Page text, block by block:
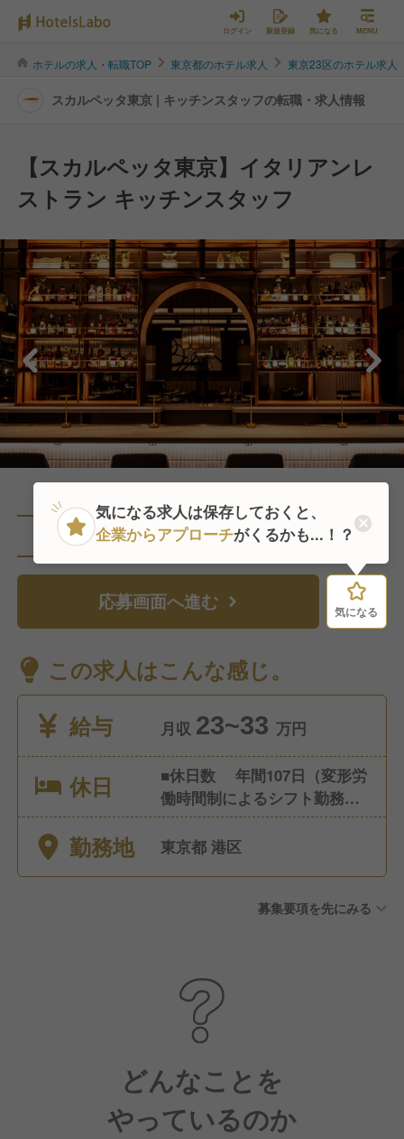
ログイン 新規登録 気になる MENU
ホテルの求人・転職TOP 東京都のホテル求人 東京23区のホテル求人
スカルペッタ東京 | キッチンスタッフの転職・求人情報
【スカルペッタ東京】イタリアンレ
ストラン キッチンスタッフ
直近11人がこの求人を検討中
応募画面へ進む 気になる
この求人はこんな感じ。
給与
月収 23~33 万円
休日
■休日数 年間107日（変形労
働時間制によるシフト勤務）
■休暇 ・有給休暇(入社3カ月
後に10日間付与) ・アディシ
取得可能 (例)初年度は有
忌引休暇 ・配偶者出産休暇 ・
転任転勤休暇 ・育児休業 ※
取得実績 女性100％、男性
71％ ・介護休業 ・育児休
業 ※取得実績 女性100％、男
性71％ ・介護休業
勤務地 東京都 港区
募集要項を先にみる
どんなことを
やっているのか
気になる
気になる求人は保存しておくと、
企業からアプローチがくるかも...！？